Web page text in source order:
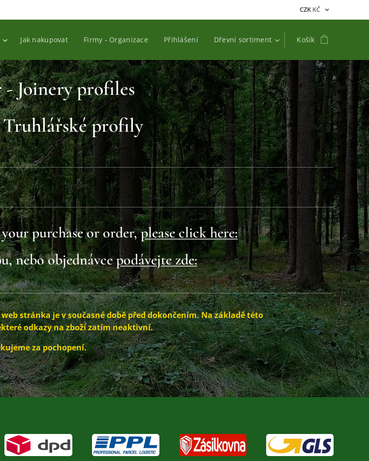
CZK KČ
Jak nakupovat Firmy - Organizace Přihlášení Dřevní sortiment Košík
Joinery profiles
profily
purchase or order,please click here:
nebo objednávcepodávejte zde:
stránka je v současné době před dokončením. Na základě této
odkazy na zboží zatím neaktivní.
za pochopení.